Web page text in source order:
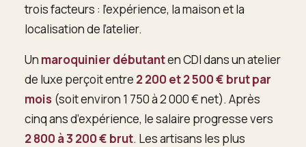
trois facteurs : l’expérience, la maison et la
localisation de l’atelier.
Un maroquinier débutanten CDI dans un atelier
de luxe perçoit entre 2 200 et 2 500 € brut par
mois (soit environ 1 750 à 2 000 € net). Après
cinq ans d’expérience, le salaire progresse vers
2 800 à 3 200 € brut. Les artisans les plus